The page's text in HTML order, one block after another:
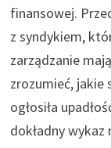
finansowej.
z syndykiem,
zarządzanie
zrozumieć, jakie
ogłosiła
dokładny